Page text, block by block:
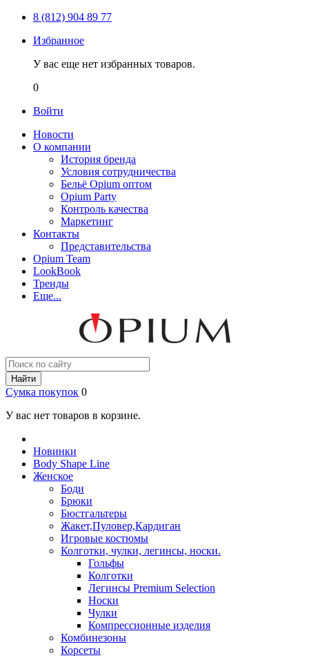
8 (812) 904 89 77
Избранное
У вас еще нет избранных товаров.
0
Войти
Новости
О компании
История бренда
Условия сотрудничества
Бельё Opium оптом
Opium Party
Контроль качества
Маркетинг
Контакты
Представительства
Opium Team
LookBook
Тренды
Еще...
Найти
Сумка покупок 0
У вас нет товаров в корзине.
Новинки
Body Shape Line
Женское
Боди
Брюки
Бюстгальтеры
Жакет,Пуловер,Кардиган
Игровые костюмы
Колготки, чулки, легинсы, носки.
Гольфы
Колготки
Легинсы Premium Selection
Носки
Чулки
Компрессионные изделия
Комбинезоны
Корсеты